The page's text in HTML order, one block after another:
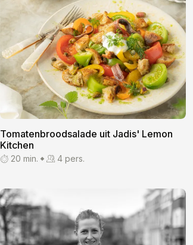
Tomatenbroodsalade uit Jadis' Lemon
Kitchen
20 min. 4 pers.